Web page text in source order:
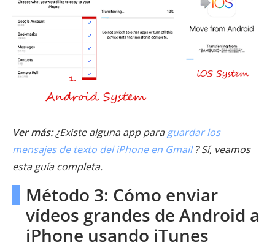
Ver más:¿Existe alguna app paraguardar los
mensajes de texto del iPhone en Gmail? Sí, veamos
esta guía completa.
Método 3: Cómo enviar
vídeos grandes de Android a
iPhone usando iTunes